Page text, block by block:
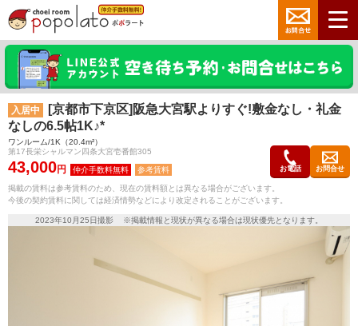
入居中
[京都市下京区]阪急大宮駅よりすぐ!敷金なし・礼金
なしの6.5帖1K♪*
ワンルーム/1K（20.4m²）
第17長栄シャルマン四条大宮壱番館305
43,000円 参考賃料 お電話 お問合せ
掲載の賃料は参考賃料のため、現在の賃料額とは異なる場合がございます。
今後の契約賃料に関しては経済情勢などにより改定されることがございます。
2023年10月25日撮影 ※掲載情報と現状が異なる場合は現状優先となります。